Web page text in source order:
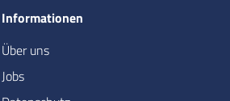
Informationen
Über uns
Jobs